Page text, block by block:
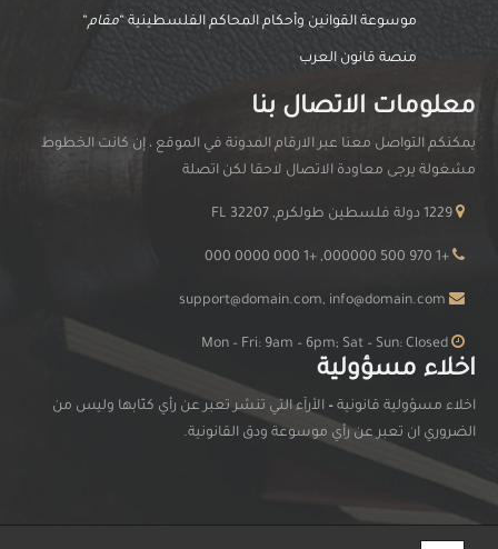
موسوعة القوانين وأحكام المحاكم الفلسطينية “مقام“
منصة قانون العرب
معلومات الاتصال بنا
يمكنكم التواصل معنا عبر الارقام المدونة في الموقع ، إن كانت الخطوط
مشغولة يرجى معاودة الاتصال لاحقا لكن اتصلة
+1 970 500 000000, +1 000 0000 000
اخلاء مسؤولية
اخلاء مسؤولية قانونية – الأرآء التي تنشر تعبر عن رأي كتّابها وليس من
الضروري ان تعبر عن رأي موسوعة ودق القانونية.